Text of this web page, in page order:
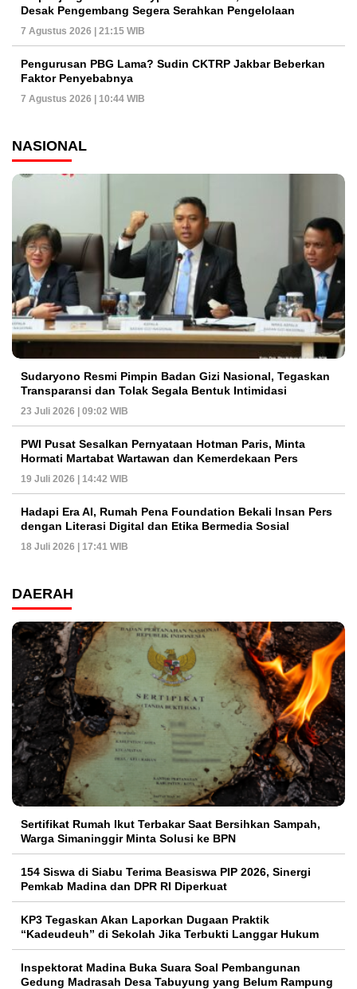
Desak Pengembang Segera Serahkan Pengelolaan
7 Agustus 2026 | 21:15 WIB
Pengurusan PBG Lama? Sudin CKTRP Jakbar Beberkan
Faktor Penyebabnya
7 Agustus 2026 | 10:44 WIB
NASIONAL
Sudaryono Resmi Pimpin Badan Gizi Nasional, Tegaskan
Transparansi dan Tolak Segala Bentuk Intimidasi
23 Juli 2026 | 09:02 WIB
PWI Pusat Sesalkan Pernyataan Hotman Paris, Minta
Hormati Martabat Wartawan dan Kemerdekaan Pers
19 Juli 2026 | 14:42 WIB
Hadapi Era AI, Rumah Pena Foundation Bekali Insan Pers
dengan Literasi Digital dan Etika Bermedia Sosial
18 Juli 2026 | 17:41 WIB
DAERAH
Sertifikat Rumah Ikut Terbakar Saat Bersihkan Sampah,
Warga Simaninggir Minta Solusi ke BPN
154 Siswa di Siabu Terima Beasiswa PIP 2026, Sinergi
Pemkab Madina dan DPR RI Diperkuat
KP3 Tegaskan Akan Laporkan Dugaan Praktik
“Kadeudeuh” di Sekolah Jika Terbukti Langgar Hukum
Inspektorat Madina Buka Suara Soal Pembangunan
Gedung Madrasah Desa Tabuyung yang Belum Rampung